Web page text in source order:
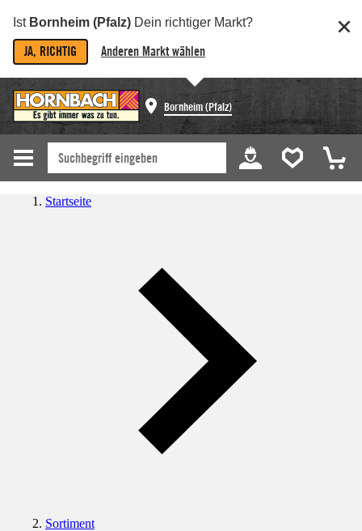
Ist Bornheim (Pfalz) Dein richtiger Markt?
JA, RICHTIG Anderen Markt wählen
Bornheim (Pfalz)
Startseite
Sortiment